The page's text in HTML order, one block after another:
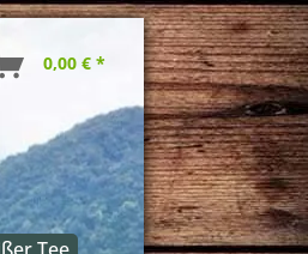
0,00 € *